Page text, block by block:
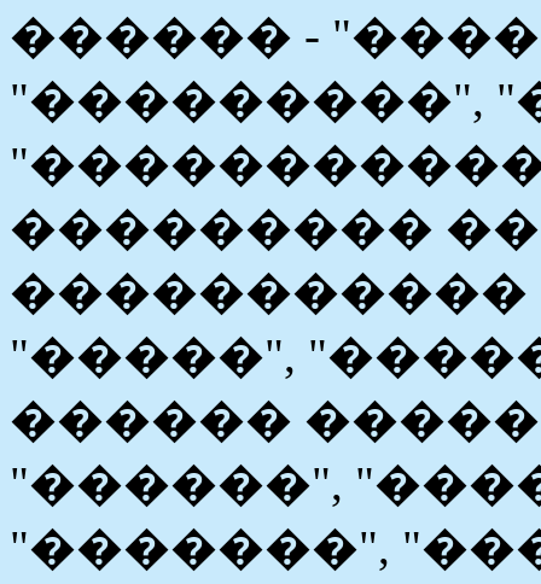
������ -
"���������",
���������
�����������
"�����",
������ �����
"������",
"�������",